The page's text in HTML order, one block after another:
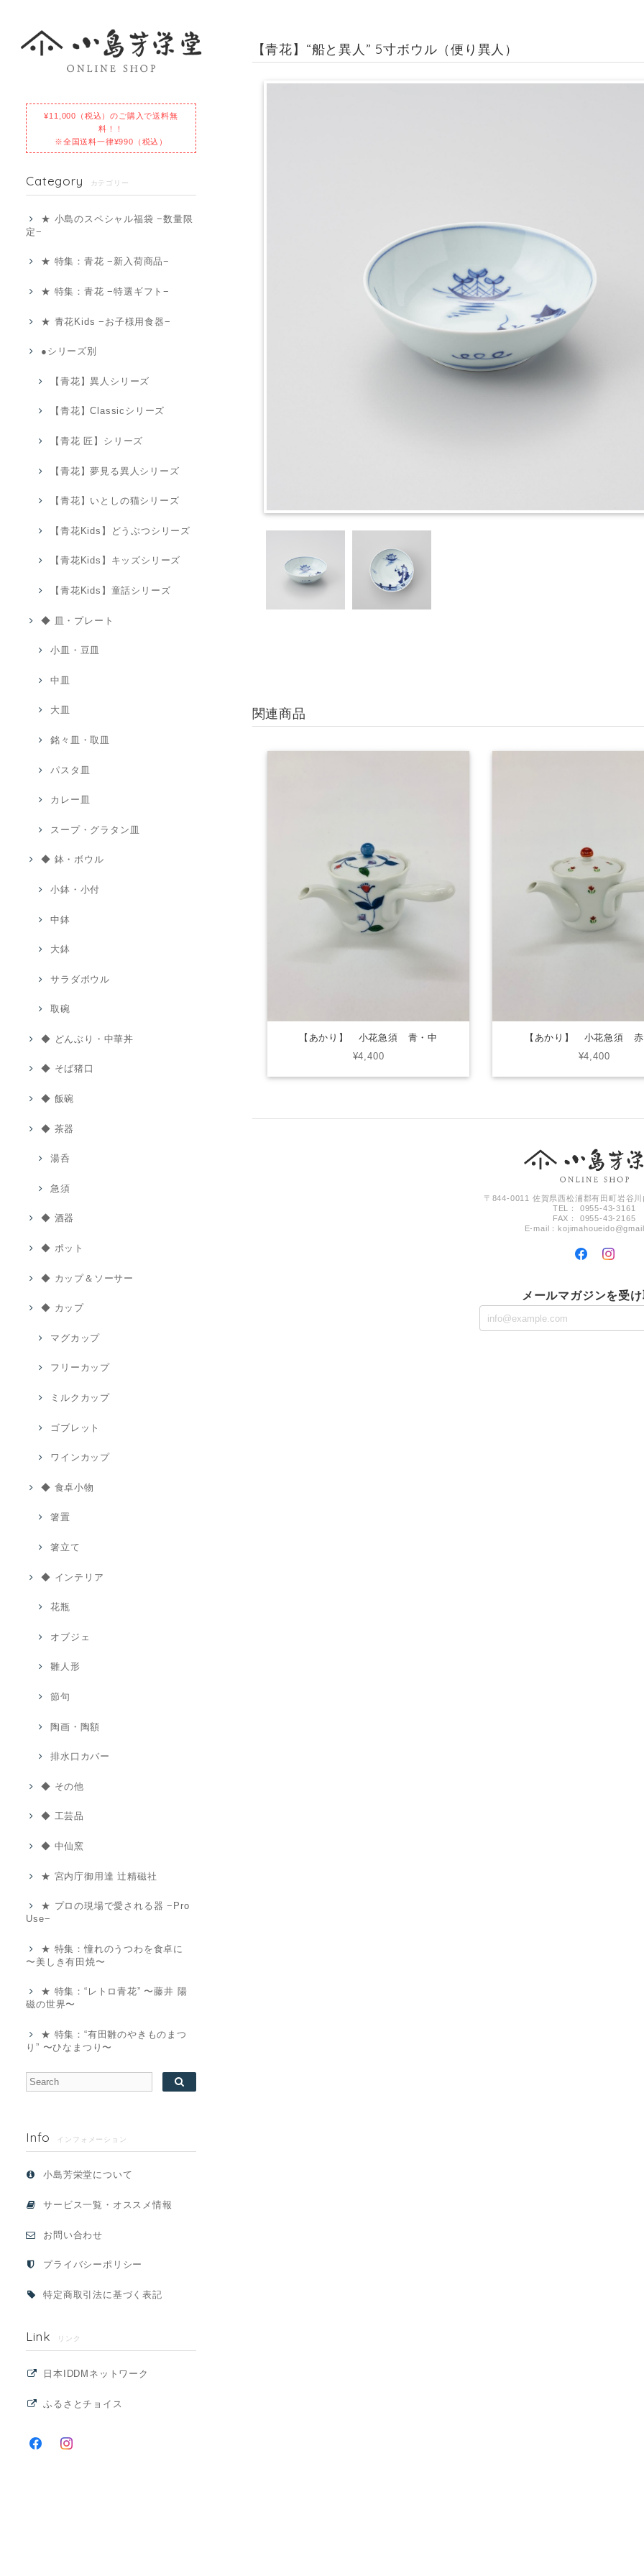
¥11,000（税込）のご購入で送料無
料！！
※全国送料一律¥990（税込）
Category カテゴリー
★ 小島のスペシャル福袋 −数量限
定−
★ 特集：青花 −新入荷商品−
★ 特集：青花 −特選ギフト−
★ 青花Kids −お子様用食器−
●シリーズ別
【青花】異人シリーズ
【青花】Classicシリーズ
【青花 匠】シリーズ
【青花】夢見る異人シリーズ
【青花】いとしの猫シリーズ
【青花Kids】どうぶつシリーズ
【青花Kids】キッズシリーズ
【青花Kids】童話シリーズ
◆ 皿・プレート
小皿・豆皿
中皿
大皿
銘々皿・取皿
パスタ皿
カレー皿
スープ・グラタン皿
◆ 鉢・ボウル
小鉢・小付
中鉢
大鉢
サラダボウル
取碗
◆ どんぶり・中華丼
◆ そば猪口
◆ 飯碗
◆ 茶器
湯呑
急須
◆ 酒器
◆ ポット
◆ カップ＆ソーサー
◆ カップ
マグカップ
フリーカップ
ミルクカップ
ゴブレット
ワインカップ
◆ 食卓小物
箸置
箸立て
◆ インテリア
花瓶
オブジェ
雛人形
節句
陶画・陶額
排水口カバー
◆ その他
◆ 工芸品
◆ 中仙窯
★ 宮内庁御用達 辻精磁社
★ プロの現場で愛される器 −Pro
Use−
★ 特集：憧れのうつわを食卓に
〜美しき有田焼〜
★ 特集：“レトロ青花” 〜藤井 陽
磁の世界〜
★ 特集：“有田雛のやきものまつ
り” 〜ひなまつり〜
Info インフォメーション
小島芳栄堂について
サービス一覧・オススメ情報
お問い合わせ
プライバシーポリシー
特定商取引法に基づく表記
Link リンク
日本IDDMネットワーク
ふるさとチョイス
【青花】“船と異人” 5寸ボウル（便り異人）
関連商品
【あかり】 小花急須 青・中
¥4,400
【あかり】 小花急須
¥4,400
〒844-0011 佐賀県西松浦郡有田町岩谷
TEL： 0955-43-3161
FAX： 0955-43-2165
E-mail：
メールマガジンを受